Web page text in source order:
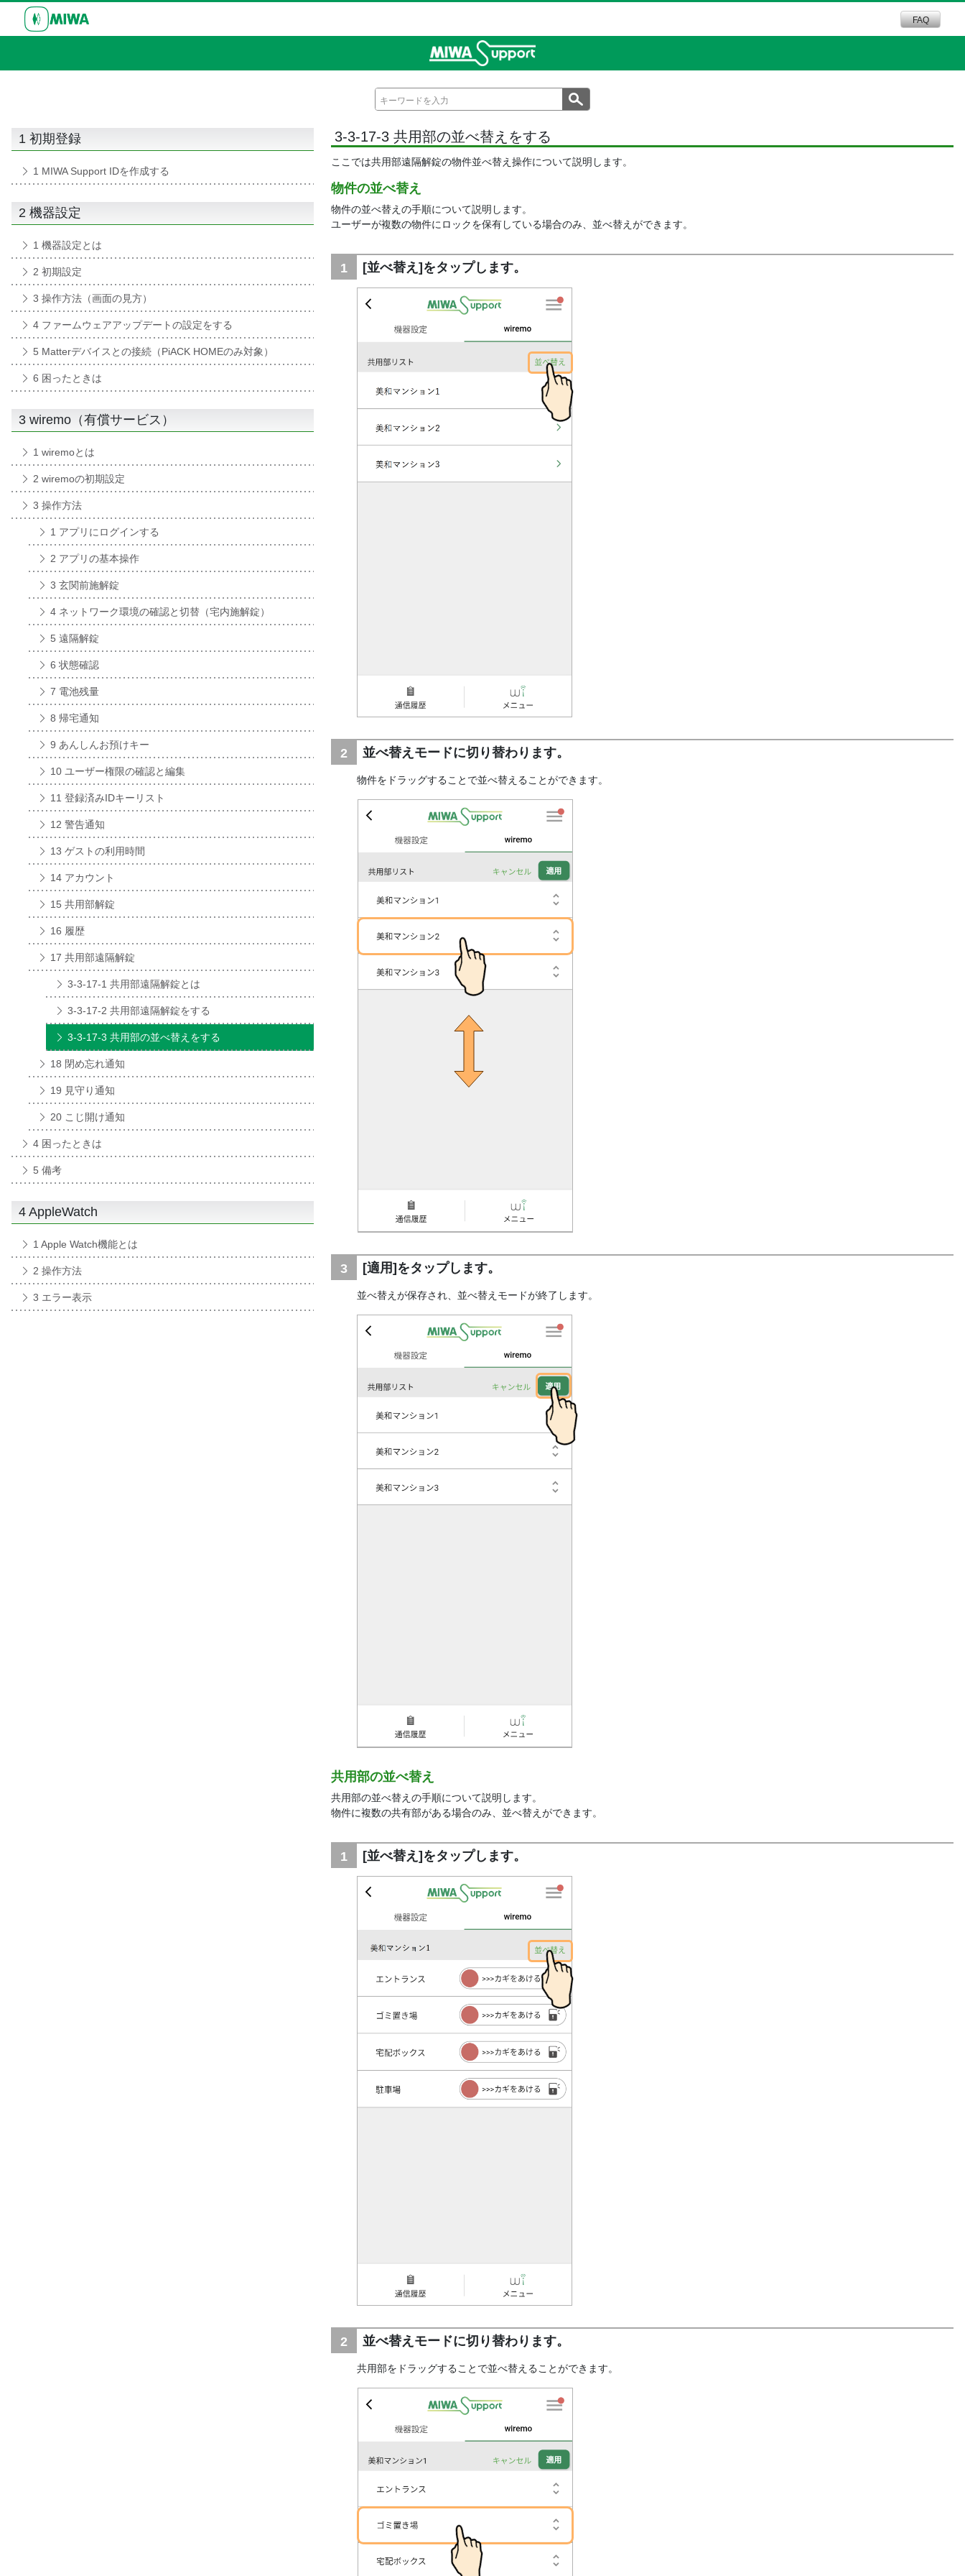
FAQ
1 初期登録
1 MIWA Support IDを作成する
2 機器設定
1 機器設定とは
2 初期設定
3 操作方法（画面の見方）
4 ファームウェアアップデートの設定をする
5 Matterデバイスとの接続（PiACK HOMEのみ対象）
6 困ったときは
3 wiremo（有償サービス）
1 wiremoとは
2 wiremoの初期設定
3 操作方法
1 アプリにログインする
2 アプリの基本操作
3 玄関前施解錠
4 ネットワーク環境の確認と切替（宅内施解錠）
5 遠隔解錠
6 状態確認
7 電池残量
8 帰宅通知
9 あんしんお預けキー
10 ユーザー権限の確認と編集
11 登録済みIDキーリスト
12 警告通知
13 ゲストの利用時間
14 アカウント
15 共用部解錠
16 履歴
17 共用部遠隔解錠
3-3-17-1 共用部遠隔解錠とは
3-3-17-2 共用部遠隔解錠をする
3-3-17-3 共用部の並べ替えをする
18 閉め忘れ通知
19 見守り通知
20 こじ開け通知
4 困ったときは
5 備考
4 AppleWatch
1 Apple Watch機能とは
2 操作方法
3 エラー表示
3-3-17-3 共用部の並べ替えをする
ここでは共用部遠隔解錠の物件並べ替え操作について説明します。
物件の並べ替え
物件の並べ替えの手順について説明します。
ユーザーが複数の物件にロックを保有している場合のみ、並べ替えができます。
[並べ替え]をタップします。
並べ替えモードに切り替わります。
物件をドラッグすることで並べ替えることができます。
[適用]をタップします。
並べ替えが保存され、並べ替えモードが終了します。
共用部の並べ替え
共用部の並べ替えの手順について説明します。
物件に複数の共有部がある場合のみ、並べ替えができます。
[並べ替え]をタップします。
並べ替えモードに切り替わります。
共用部をドラッグすることで並べ替えることができます。